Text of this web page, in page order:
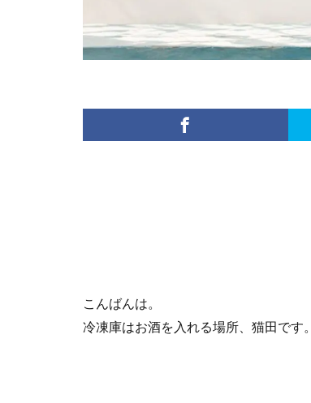
こんばんは。
冷凍庫はお酒を入れる場所、猫田です。